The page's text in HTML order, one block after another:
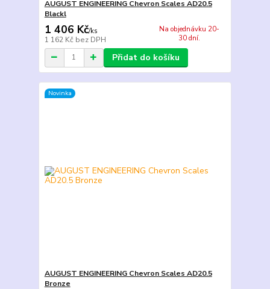
AUGUST ENGINEERING Chevron Scales AD20.5
Blackl
1 406 Kč/ks
1 162 Kč bez DPH
Na objednávku 20-
30 dní.
Přidat do košíku
Novinka
AUGUST ENGINEERING Chevron Scales AD20.5
Bronze